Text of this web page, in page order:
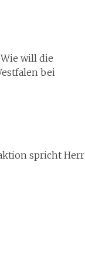
will die
bei
spricht Herr